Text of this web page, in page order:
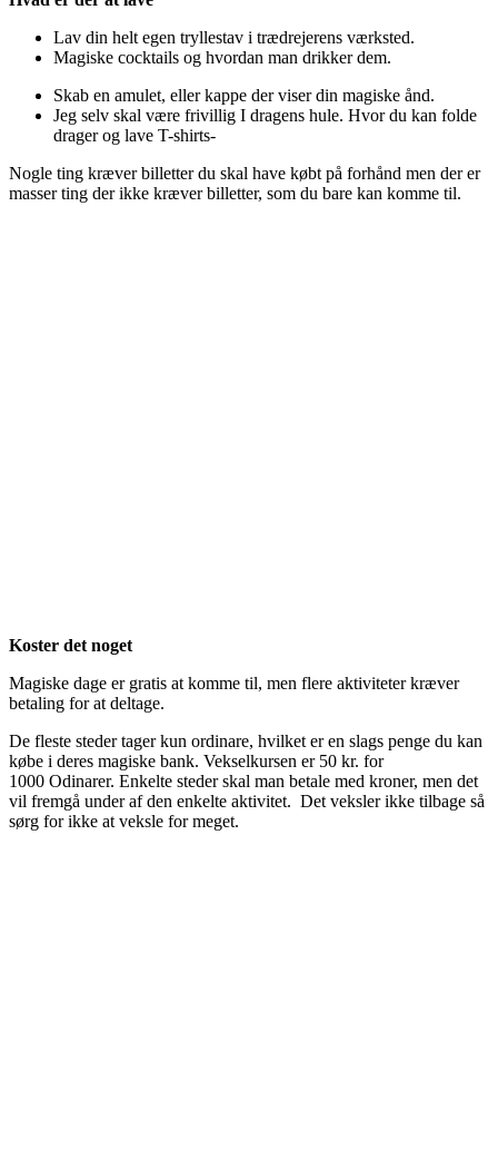
Lav din helt egen tryllestav i trædrejerens værksted.
Magiske cocktails og hvordan man drikker dem.
Skab en amulet, eller kappe der viser din magiske ånd.
Jeg selv skal være frivillig I dragens hule. Hvor du kan folde
drager og lave T-shirts-
Nogle ting kræver billetter du skal have købt på forhånd men der er
masser ting der ikke kræver billetter, som du bare kan komme til.
Koster det noget
Magiske dage er gratis at komme til, men flere aktiviteter kræver
betaling for at deltage.
De fleste steder tager kun ordinare, hvilket er en slags penge du kan
købe i deres magiske bank. Vekselkursen er 50 kr. for
1000 Odinarer. Enkelte steder skal man betale med kroner, men det
vil fremgå under af den enkelte aktivitet. Det veksler ikke tilbage så
sørg for ikke at veksle for meget.